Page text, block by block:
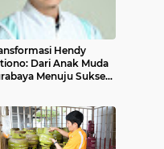
Hendy
Dari Anak Muda
Menuju Sukses